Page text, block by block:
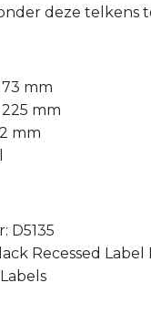
deze telkens
mm
mm
mm
D5135
Recessed Label